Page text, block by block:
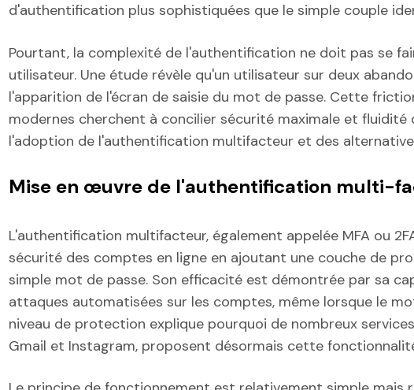
d'authentification plus sophistiquées que le simple couple
Pourtant, la complexité de l'authentification ne doit pas se
utilisateur. Une étude révèle qu'un utilisateur sur deux
l'apparition de l'écran de saisie du mot de passe. Cette
modernes cherchent à concilier sécurité maximale et
l'adoption de l'authentification multifacteur et des
Mise en œuvre de l'authentification multi-
L'authentification multifacteur, également appelée MFA ou
sécurité des comptes en ligne en ajoutant une couche de
simple mot de passe. Son efficacité est démontrée par sa
attaques automatisées sur les comptes, même lorsque le
niveau de protection explique pourquoi de nombreux
Gmail et Instagram, proposent désormais cette